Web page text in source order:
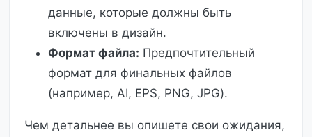
данные, которые должны быть
включены в дизайн.
Формат файла: Предпочтительный
формат для финальных файлов
(например, AI, EPS, PNG, JPG).
Чем детальнее вы опишете свои ожидания,